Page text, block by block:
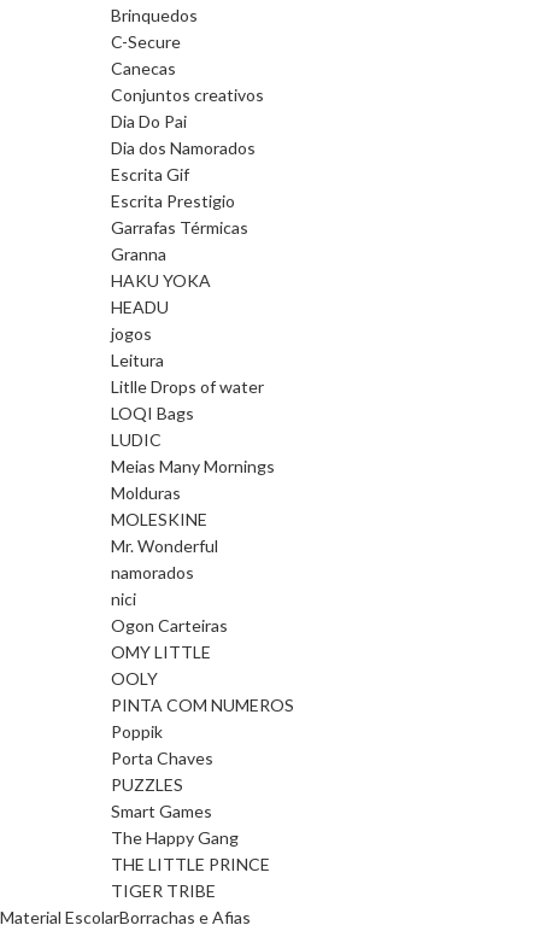
Brinquedos
C-Secure
Canecas
Conjuntos creativos
Dia Do Pai
Dia dos Namorados
Escrita Gif
Escrita Prestigio
Garrafas Térmicas
Granna
HAKU YOKA
HEADU
jogos
Leitura
Litlle Drops of water
LOQI Bags
LUDIC
Meias Many Mornings
Molduras
MOLESKINE
Mr. Wonderful
namorados
nici
Ogon Carteiras
OMY LITTLE
OOLY
PINTA COM NUMEROS
Poppik
Porta Chaves
PUZZLES
Smart Games
The Happy Gang
THE LITTLE PRINCE
TIGER TRIBE
Material EscolarBorrachas e Afias